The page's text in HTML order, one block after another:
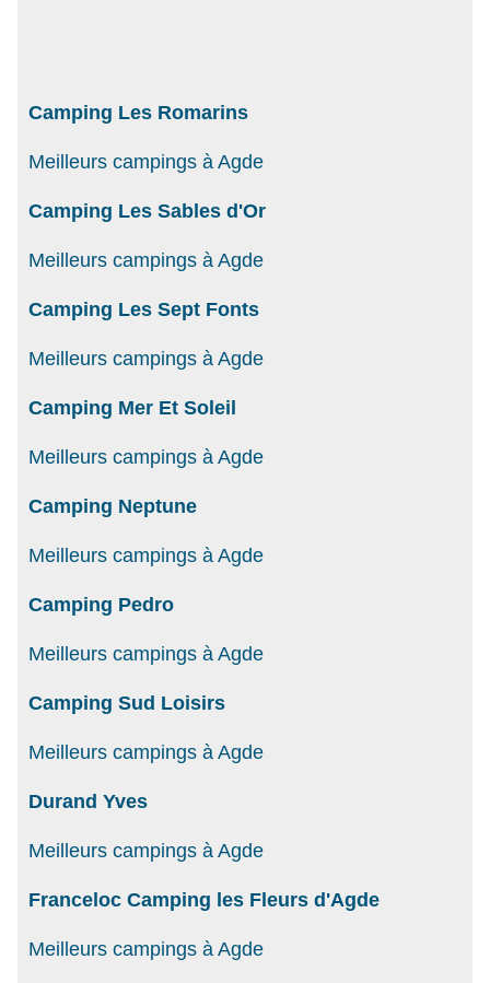
Camping Les Romarins
Meilleurs campings à Agde
Camping Les Sables d'Or
Meilleurs campings à Agde
Camping Les Sept Fonts
Meilleurs campings à Agde
Camping Mer Et Soleil
Meilleurs campings à Agde
Camping Neptune
Meilleurs campings à Agde
Camping Pedro
Meilleurs campings à Agde
Camping Sud Loisirs
Meilleurs campings à Agde
Durand Yves
Meilleurs campings à Agde
Franceloc Camping les Fleurs d'Agde
Meilleurs campings à Agde